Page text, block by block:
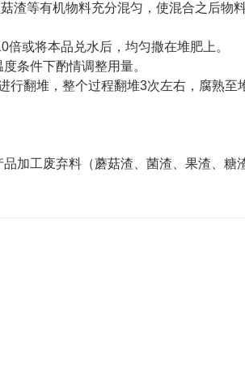
渣等有机物料充分混匀，使混合之后物
或将本品兑水后，均匀撒在堆肥上。
条件下酌情调整用量。
翻堆，整个过程翻堆3次左右，腐熟至
加工废弃料（蘑菇渣、菌渣、果渣、糖